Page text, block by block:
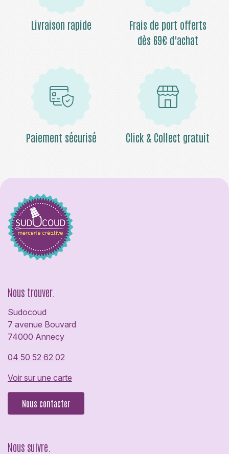
Livraison rapide
Frais de port offerts
dès 69€ d’achat
Paiement sécurisé Click & Collect gratuit
Nous trouver.
Sudocoud
7 avenue Bouvard
74000 Annecy
04 50 52 62 02
Voir sur une carte
Nous contacter
Nous suivre.